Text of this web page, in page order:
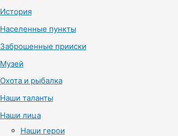
История
Населенные пункты
Заброшенные прииски
Музей
Охота и рыбалка
Наши таланты
Наши лица
Наши герои